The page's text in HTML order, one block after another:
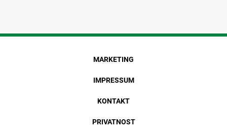
MARKETING
IMPRESSUM
KONTAKT
PRIVATNOST